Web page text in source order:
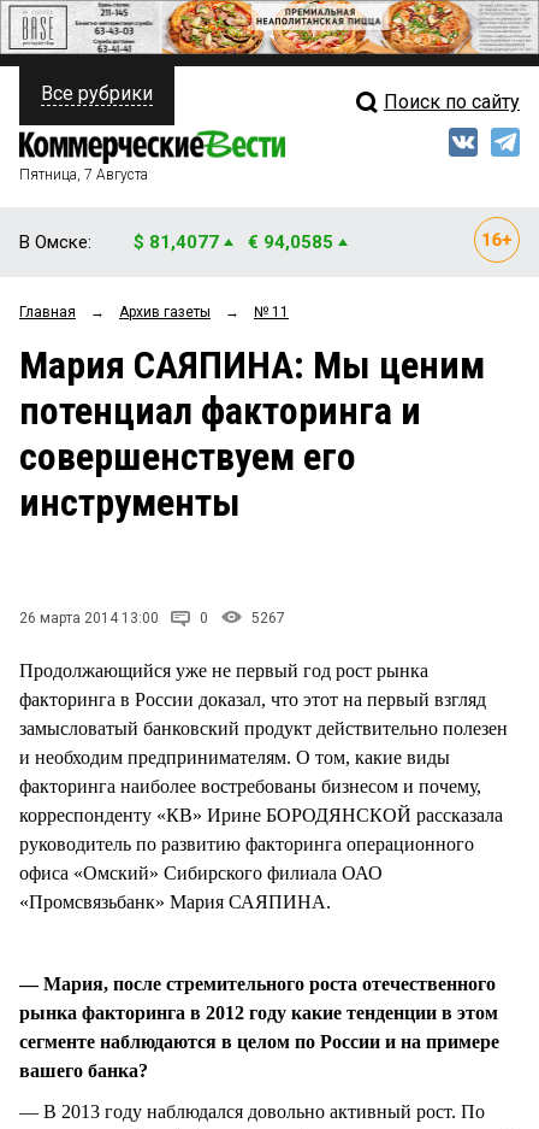
ПОЛИТИКА
ФИНАНСЫ
ОБЩЕСТВО
ЗАКОН
НОВОСТИ КОМПАНИЙ
Свежий выпуск
Рейтинги
Блоги
Архив
Все рубрики Поиск по сайту
Пятница, 7 Августа
В Омске: $ 81,4077 € 94,0585
Главная → Архив газеты → № 11
Мария САЯПИНА: Мы ценим
потенциал факторинга и
совершенствуем его
инструменты
26 марта 2014 13:00 0 5267
Продолжающийся уже не первый год рост рынка
факторинга в России доказал, что этот на первый взгляд
замысловатый банковский продукт действительно полезен
и необходим предпринимателям. О том, какие виды
факторинга наиболее востребованы бизнесом и почему,
корреспонденту «КВ» Ирине БОРОДЯНСКОЙ рассказала
руководитель по развитию факторинга операционного
офиса «Омский» Сибирского филиала ОАО
«Промсвязьбанк» Мария САЯПИНА.
— Мария, после стремительного роста отечественного
рынка факторинга в 2012 году какие тенденции в этом
сегменте наблюдаются в целом по России и на примере
вашего банка?
— В 2013 году наблюдался довольно активный рост. По